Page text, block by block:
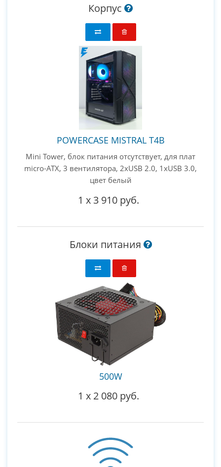
Корпус
POWERCASE MISTRAL T4B
Mini Tower, блок питания отсутствует, для плат
micro-ATX, 3 вентилятора, 2xUSB 2.0, 1xUSB 3.0,
цвет белый
1 x 3 910 руб.
Блоки питания
500W
1 x 2 080 руб.